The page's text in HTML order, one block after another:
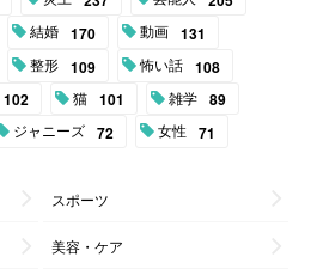
結婚 170 動画 131
整形 109 怖い話 108
102 猫 101 雑学 89
ジャニーズ 72 女性 71
スポーツ
美容・ケア